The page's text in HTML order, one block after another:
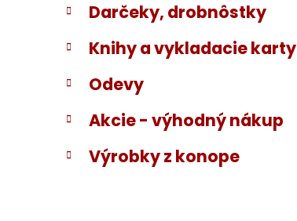
Darčeky, drobnôstky
Knihy a vykladacie karty
Odevy
Akcie - výhodný nákup
Výrobky z konope